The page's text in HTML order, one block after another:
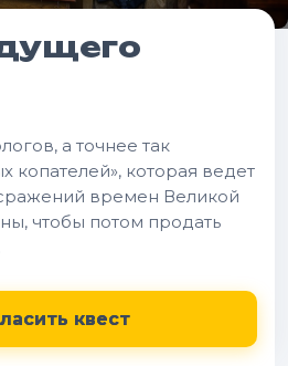
а точнее так
копателей», которая ведет
времен Великой
чтобы потом продать
квест